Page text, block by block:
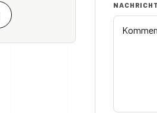
NACHRICHT